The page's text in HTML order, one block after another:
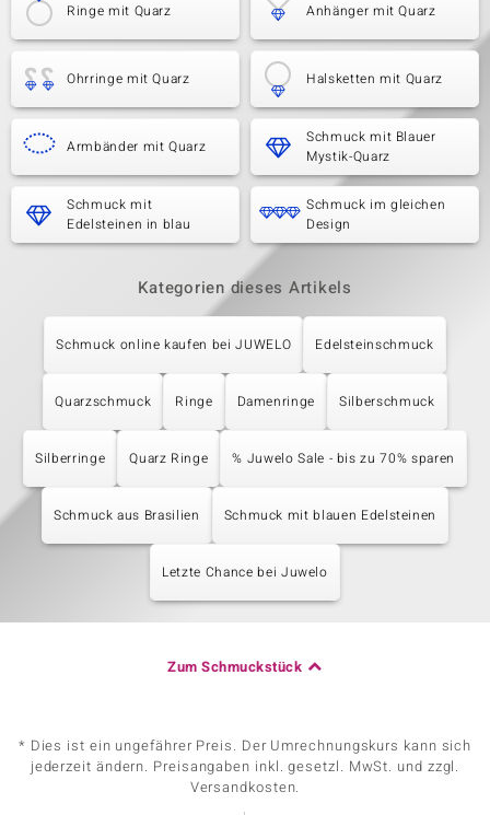
Ringe mit Quarz Anhänger mit Quarz
Ohrringe mit Quarz Halsketten mit Quarz
Armbänder mit Quarz
Schmuck mit Blauer
Mystik-Quarz
Schmuck mit
Edelsteinen in blau
Schmuck im gleichen
Design
Kategorien dieses Artikels
Schmuck online kaufen bei JUWELO Edelsteinschmuck
Quarzschmuck Ringe Damenringe Silberschmuck
Silberringe Quarz Ringe % Juwelo Sale - bis zu 70% sparen
Schmuck aus Brasilien Schmuck mit blauen Edelsteinen
Letzte Chance bei Juwelo
Zum Schmuckstück
* Dies ist ein ungefährer Preis. Der Umrechnungskurs kann sich
jederzeit ändern. Preisangaben inkl. gesetzl. MwSt. und zzgl.
Versandkosten.